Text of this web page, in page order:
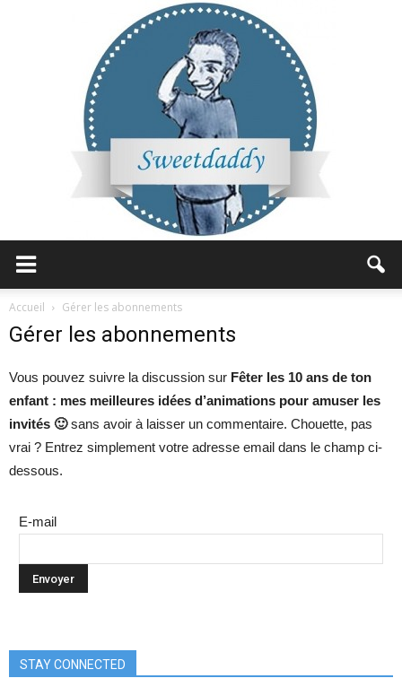
Accueil Gérer les abonnements
Gérer les abonnements
Vous pouvez suivre la discussion sur Fêter les 10 ans de ton
enfant : mes meilleures idées d’animations pour amuser les
invités 🙂sans avoir à laisser un commentaire. Chouette, pas
vrai ? Entrez simplement votre adresse email dans le champ ci-
dessous.
E-mail
STAY CONNECTED